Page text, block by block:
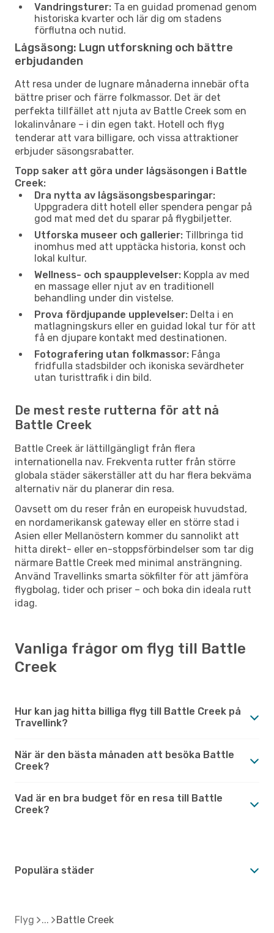
Vandringsturer: Ta en guidad promenad genom
historiska kvarter och lär dig om stadens
förflutna och nutid.
Lågsäsong: Lugn utforskning och bättre
erbjudanden
Att resa under de lugnare månaderna innebär ofta
bättre priser och färre folkmassor. Det är det
perfekta tillfället att njuta av Battle Creek som en
lokalinvånare – i din egen takt. Hotell och flyg
tenderar att vara billigare, och vissa attraktioner
erbjuder säsongsrabatter.
Topp saker att göra under lågsäsongen i Battle
Creek:
Dra nytta av lågsäsongsbesparingar:
Uppgradera ditt hotell eller spendera pengar på
god mat med det du sparar på flygbiljetter.
Utforska museer och gallerier: Tillbringa tid
inomhus med att upptäcka historia, konst och
lokal kultur.
Wellness- och spaupplevelser: Koppla av med
en massage eller njut av en traditionell
behandling under din vistelse.
Prova fördjupande upplevelser: Delta i en
matlagningskurs eller en guidad lokal tur för att
få en djupare kontakt med destinationen.
Fotografering utan folkmassor: Fånga
fridfulla stadsbilder och ikoniska sevärdheter
utan turisttrafik i din bild.
De mest reste rutterna för att nå
Battle Creek
Battle Creek är lättillgängligt från flera
internationella nav. Frekventa rutter från större
globala städer säkerställer att du har flera bekväma
alternativ när du planerar din resa.
Oavsett om du reser från en europeisk huvudstad,
en nordamerikansk gateway eller en större stad i
Asien eller Mellanöstern kommer du sannolikt att
hitta direkt- eller en-stoppsförbindelser som tar dig
närmare Battle Creek med minimal ansträngning.
Använd Travellinks smarta sökfilter för att jämföra
flygbolag, tider och priser – och boka din ideala rutt
idag.
Vanliga frågor om flyg till Battle
Creek
Hur kan jag hitta billiga flyg till Battle Creek på
Travellink?
När är den bästa månaden att besöka Battle
Creek?
Vad är en bra budget för en resa till Battle
Creek?
Populära städer
Flyg Battle Creek